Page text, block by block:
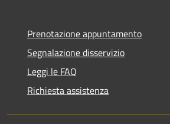
Prenotazione appuntamento
Segnalazione disservizio
Leggi le FAQ
Richiesta assistenza